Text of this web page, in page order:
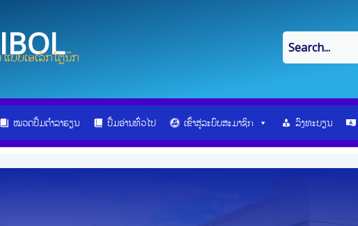
ບບເອເລັກໂຕຼນິກ
ໝວດປື້ມຕຳລາຮຽນ ປື້ມອ່ານທົ່ວໄປ ເຂົ້າສູ່ລະບົບສະມາຊິກ ລົງທະບຽນ